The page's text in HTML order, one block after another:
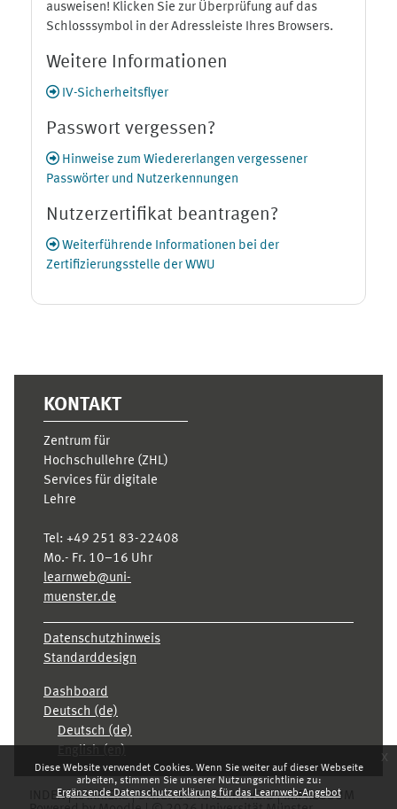
Diese Website verwendet Cookies. Wenn Sie weiter auf dieser Webseite
arbeiten, stimmen Sie unserer Nutzungsrichtlinie zu:
Ergänzende Datenschutzerklärung für das Learnweb-Angebot
x
ausweisen! Klicken Sie zur Überprüfung auf das
Schlosssymbol in der Adressleiste Ihres Browsers.
Weitere Informationen
IV-Sicherheitsflyer
Passwort vergessen?
Hinweise zum Wiedererlangen vergessener
Passwörter und Nutzerkennungen
Nutzerzertifikat beantragen?
Weiterführende Informationen bei der
Zertifizierungsstelle der WWU
KONTAKT
Zentrum für
Hochschullehre (ZHL)
Services für digitale
Lehre
Tel: +49 251 83-22408
Mo.- Fr. 10–16 Uhr
learnweb@uni-
muenster.de
Datenschutzhinweis
Standarddesign
Dashboard
Deutsch ‎(de)‎
Deutsch ‎(de)‎
INDEX KARRIERE DATENSCHUTZHINWEIS
IMPRESSUM